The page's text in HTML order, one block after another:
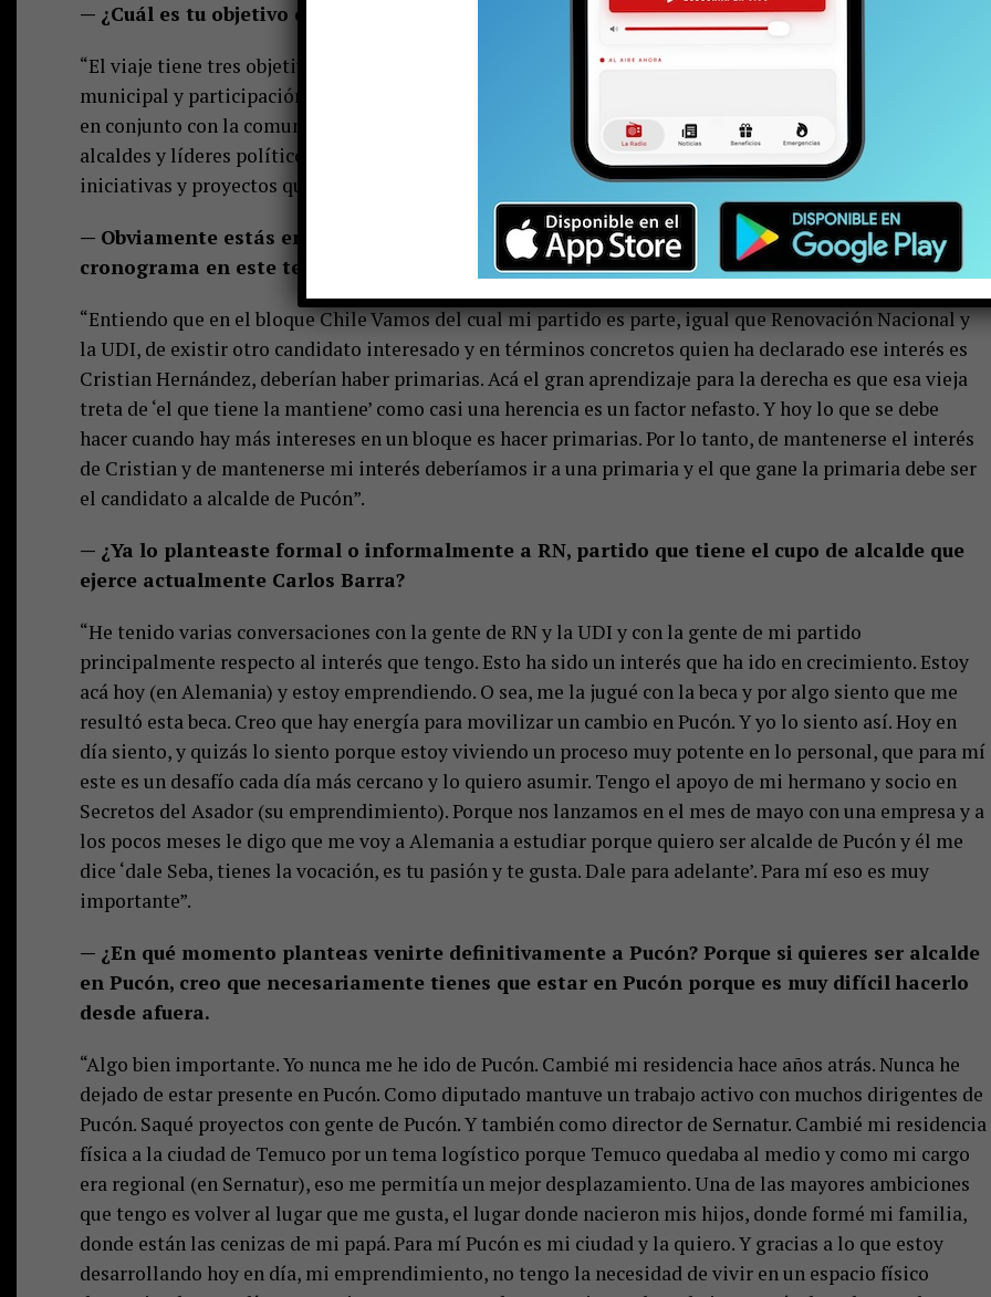
— ¿Cuál es tu objetivo de estar en Europa?
“El viaje tiene tres objetivos. Primero, establecer y mejorar mis conocimientos en administración
municipal y participación ciudadana, porque esto es un modelo de cómo se administran los municipios
en conjunto con la comunidad. El segundo objetivo es establecer redes de contacto porque aquí hay
alcaldes y líderes políticos. Somos 28 compañeros de curso. Y el tercer objetivo es poder rescatar ideas,
iniciativas y proyectos que sean aplicables a Pucón”.
— Obviamente estás en esto por tu interés de transformarte en alcalde Pucón, ¿cómo va tu
cronograma en este tema?
“Entiendo que en el bloque Chile Vamos del cual mi partido es parte, igual que Renovación Nacional y
la UDI, de existir otro candidato interesado y en términos concretos quien ha declarado ese interés es
Cristian Hernández, deberían haber primarias. Acá el gran aprendizaje para la derecha es que esa vieja
treta de ‘el que tiene la mantiene’ como casi una herencia es un factor nefasto. Y hoy lo que se debe
hacer cuando hay más intereses en un bloque es hacer primarias. Por lo tanto, de mantenerse el interés
de Cristian y de mantenerse mi interés deberíamos ir a una primaria y el que gane la primaria debe ser
el candidato a alcalde de Pucón”.
— ¿Ya lo planteaste formal o informalmente a RN, partido que tiene el cupo de alcalde que
ejerce actualmente Carlos Barra?
“He tenido varias conversaciones con la gente de RN y la UDI y con la gente de mi partido
principalmente respecto al interés que tengo. Esto ha sido un interés que ha ido en crecimiento. Estoy
acá hoy (en Alemania) y estoy emprendiendo. O sea, me la jugué con la beca y por algo siento que me
resultó esta beca. Creo que hay energía para movilizar un cambio en Pucón. Y yo lo siento así. Hoy en
día siento, y quizás lo siento porque estoy viviendo un proceso muy potente en lo personal, que para mí
este es un desafío cada día más cercano y lo quiero asumir. Tengo el apoyo de mi hermano y socio en
Secretos del Asador (su emprendimiento). Porque nos lanzamos en el mes de mayo con una empresa y a
los pocos meses le digo que me voy a Alemania a estudiar porque quiero ser alcalde de Pucón y él me
dice ‘dale Seba, tienes la vocación, es tu pasión y te gusta. Dale para adelante’. Para mí eso es muy
importante”.
— ¿En qué momento planteas venirte definitivamente a Pucón? Porque si quieres ser alcalde
en Pucón, creo que necesariamente tienes que estar en Pucón porque es muy difícil hacerlo
desde afuera.
“Algo bien importante. Yo nunca me he ido de Pucón. Cambié mi residencia hace años atrás. Nunca he
dejado de estar presente en Pucón. Como diputado mantuve un trabajo activo con muchos dirigentes de
Pucón. Saqué proyectos con gente de Pucón. Y también como director de Sernatur. Cambié mi residencia
física a la ciudad de Temuco por un tema logístico porque Temuco quedaba al medio y como mi cargo
era regional (en Sernatur), eso me permitía un mejor desplazamiento. Una de las mayores ambiciones
que tengo es volver al lugar que me gusta, el lugar donde nacieron mis hijos, donde formé mi familia,
donde están las cenizas de mi papá. Para mí Pucón es mi ciudad y la quiero. Y gracias a lo que estoy
desarrollando hoy en día, mi emprendimiento, no tengo la necesidad de vivir en un espacio físico